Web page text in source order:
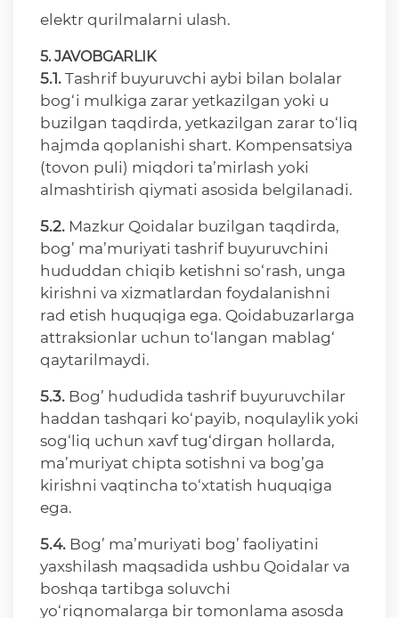
elektr qurilmalarni ulash.
5.JAVOBGARLIK
5.1. Tashrif buyuruvchi aybi bilan bolalar
bog‘i mulkiga zarar yetkazilgan yoki u
buzilgan taqdirda, yetkazilgan zarar to‘liq
hajmda qoplanishi shart. Kompensatsiya
(tovon puli) miqdori ta’mirlash yoki
almashtirish qiymati asosida belgilanadi.
5.2. Mazkur Qoidalar buzilgan taqdirda,
bog’ ma’muriyati tashrif buyuruvchini
hududdan chiqib ketishni so‘rash, unga
kirishni va xizmatlardan foydalanishni
rad etish huquqiga ega. Qoidabuzarlarga
attraksionlar uchun to‘langan mablag‘
qaytarilmaydi.
5.3. Bog’ hududida tashrif buyuruvchilar
haddan tashqari ko‘payib, noqulaylik yoki
sog‘liq uchun xavf tug‘dirgan hollarda,
ma’muriyat chipta sotishni va bog’ga
kirishni vaqtincha to‘xtatish huquqiga
ega.
5.4. Bog’ ma’muriyati bog’ faoliyatini
yaxshilash maqsadida ushbu Qoidalar va
boshqa tartibga soluvchi
yo‘riqnomalarga bir tomonlama asosda